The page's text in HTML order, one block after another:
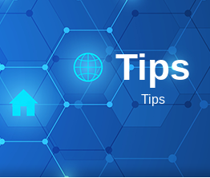
Tips
Tips